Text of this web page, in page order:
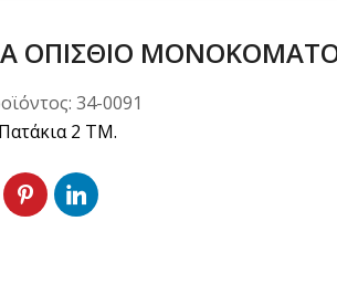
ΟΠΙΣΘΙΟ
34-0091
Πατάκια 2 ΤΜ.